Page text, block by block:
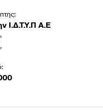
Ι.Δ.Τ.Υ.Π Α.Ε